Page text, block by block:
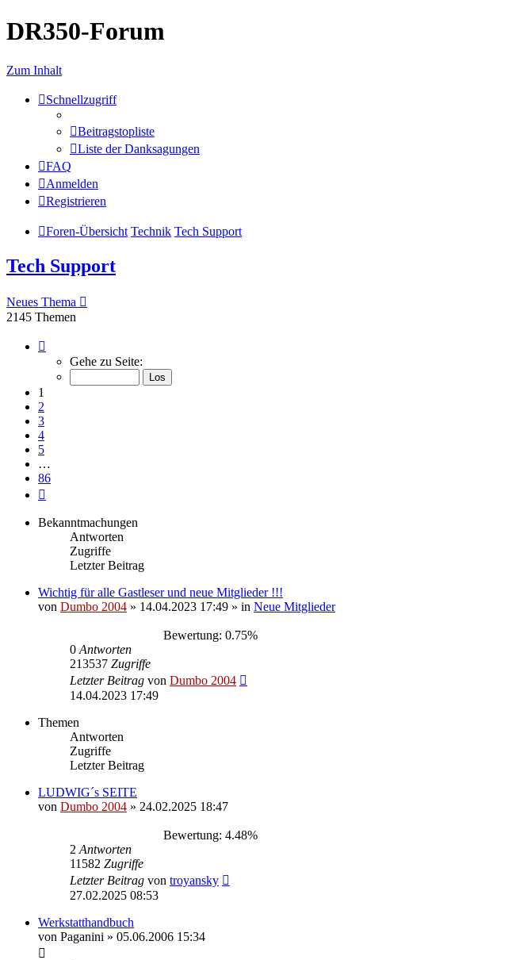
DR350-Forum
Zum Inhalt
Schnellzugriff
Beitragstopliste
Liste der Danksagungen
FAQ
Anmelden
Registrieren
Foren-Übersicht Technik Tech Support
Tech Support
Neues Thema
2145 Themen
von
Gehe zu Seite:
1
2
3
4
5
…
86
Bekanntmachungen
Antworten
Zugriffe
Letzter Beitrag
Wichtig für alle Gastleser und neue Mitglieder !!!
von Dumbo 2004 » 14.04.2023 17:49 » in Neue Mitglieder
Bewertung: 0.75%
0 Antworten
213537 Zugriffe
Letzter Beitrag von Dumbo 2004
14.04.2023 17:49
Themen
Antworten
Zugriffe
Letzter Beitrag
LUDWIG´s SEITE
von Dumbo 2004 » 24.02.2025 18:47
Bewertung: 4.48%
2 Antworten
11582 Zugriffe
Letzter Beitrag von troyansky
27.02.2025 08:53
Werkstatthandbuch
von Paganini » 05.06.2006 15:34